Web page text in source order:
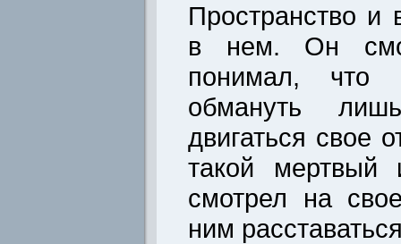
Пространство и
в нем. Он
понимал, что
обмануть
двигаться свое
такой
смотрел на
ним